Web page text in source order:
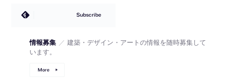
Subscribe
情報募集 ／ 建築・デザイン・アートの情報を随時募集して
います。
More